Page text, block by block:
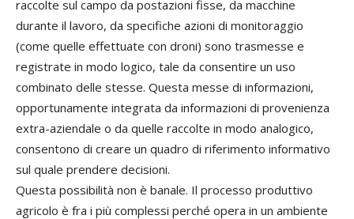
raccolte sul campo da postazioni fisse, da macchine
durante il lavoro, da specifiche azioni di monitoraggio
(come quelle effettuate con droni) sono trasmesse e
registrate in modo logico, tale da consentire un uso
combinato delle stesse. Questa messe di informazioni,
opportunamente integrata da informazioni di provenienza
extra-aziendale o da quelle raccolte in modo analogico,
consentono di creare un quadro di riferimento informativo
sul quale prendere decisioni.
Questa possibilità non è banale. Il processo produttivo
agricolo è fra i più complessi perché opera in un ambiente